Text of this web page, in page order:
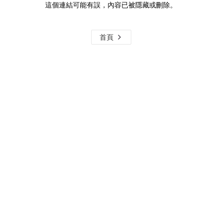
這個連結可能有誤，內容已被隱藏或刪除。
首頁